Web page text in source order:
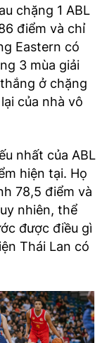
chặng 1 ABL
điểm và chỉ
Eastern có
3 mùa giải
ở chặng
của nhà vô
nhất của ABL
hiện tại. Họ
78,5 điểm và
nhiên, thể
được điều gì
Thái Lan có